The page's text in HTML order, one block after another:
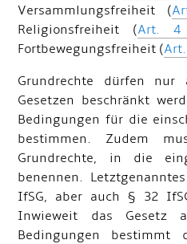
Versammlungsfreiheit (
Religionsfreiheit (Art.
Fortbewegungsfreiheit (
Grundrechte dürfen nur
Gesetzen beschränkt
Bedingungen für die
bestimmen. Zudem
Grundrechte, in die
benennen.
IfSG, aber auch § 32
Inwieweit das Gesetz
Bedingungen bestimmt